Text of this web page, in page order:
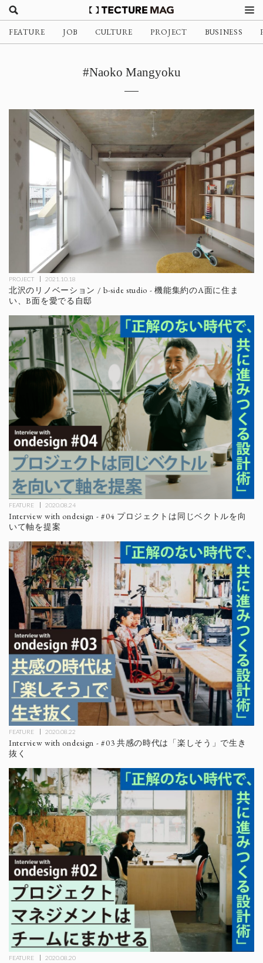
FEATURE JOB CULTURE PROJECT BUSINESS
#Naoko Mangyoku
PROJECT 2021.10.18
北沢のリノベーション / b-side studio - 機能集約のA面に住ま
い、B面を愛でる自邸
FEATURE 2020.08.24
Interview with ondesign - #04 プロジェクトは同じベクトルを向
いて軸を提案
FEATURE 2020.08.22
Interview with ondesign - #03 共感の時代は「楽しそう」で生き
抜く
FEATURE 2020.08.20